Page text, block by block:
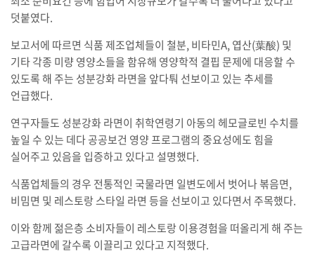
덧붙였다.
보고서에 따르면 식품 제조업체들이 철분, 비타민A, 엽산(葉酸) 및
기타 각종 미량 영양소들을 함유해 영양학적 결핍 문제에 대응할 수
있도록 해 주는 성분강화 라면을 앞다퉈 선보이고 있는 추세를
언급했다.
연구자들도 성분강화 라면이 취학연령기 아동의 헤모글로빈 수치를
높일 수 있는 데다 공공보건 영양 프로그램의 중요성에도 힘을
실어주고 있음을 입증하고 있다고 설명했다.
식품업체들의 경우 전통적인 국물라면 일변도에서 벗어나 볶음면,
비밈면 및 레스토랑 스타일 라면 등을 선보이고 있다면서 주목했다.
이와 함께 젊은층 소비자들이 레스토랑 이용경험을 떠올리게 해 주는
고급라면에 갈수록 이끌리고 있다고 지적했다.